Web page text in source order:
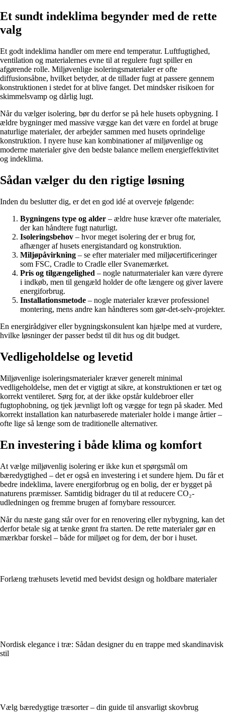
Et sundt indeklima begynder med de rette
valg
Et godt indeklima handler om mere end temperatur. Luftfugtighed,
ventilation og materialernes evne til at regulere fugt spiller en
afgørende rolle. Miljøvenlige isoleringsmaterialer er ofte
diffusionsåbne, hvilket betyder, at de tillader fugt at passere gennem
konstruktionen i stedet for at blive fanget. Det mindsker risikoen for
skimmelsvamp og dårlig lugt.
Når du vælger isolering, bør du derfor se på hele husets opbygning. I
ældre bygninger med massive vægge kan det være en fordel at bruge
naturlige materialer, der arbejder sammen med husets oprindelige
konstruktion. I nyere huse kan kombinationer af miljøvenlige og
moderne materialer give den bedste balance mellem energieffektivitet
og indeklima.
Sådan vælger du den rigtige løsning
Inden du beslutter dig, er det en god idé at overveje følgende:
Bygningens type og alder – ældre huse kræver ofte materialer,
der kan håndtere fugt naturligt.
Isoleringsbehov – hvor meget isolering der er brug for,
afhænger af husets energistandard og konstruktion.
Miljøpåvirkning – se efter materialer med miljøcertificeringer
som FSC, Cradle to Cradle eller Svanemærket.
Pris og tilgængelighed – nogle naturmaterialer kan være dyrere
i indkøb, men til gengæld holder de ofte længere og giver lavere
energiforbrug.
Installationsmetode – nogle materialer kræver professionel
montering, mens andre kan håndteres som gør-det-selv-projekter.
En energirådgiver eller bygningskonsulent kan hjælpe med at vurdere,
hvilke løsninger der passer bedst til dit hus og dit budget.
Vedligeholdelse og levetid
Miljøvenlige isoleringsmaterialer kræver generelt minimal
vedligeholdelse, men det er vigtigt at sikre, at konstruktionen er tæt og
korrekt ventileret. Sørg for, at der ikke opstår kuldebroer eller
fugtophobning, og tjek jævnligt loft og vægge for tegn på skader. Med
korrekt installation kan naturbaserede materialer holde i mange årtier –
ofte lige så længe som de traditionelle alternativer.
En investering i både klima og komfort
At vælge miljøvenlig isolering er ikke kun et spørgsmål om
bæredygtighed – det er også en investering i et sundere hjem. Du får et
bedre indeklima, lavere energiforbrug og en bolig, der er bygget på
naturens præmisser. Samtidig bidrager du til at reducere CO₂-
udledningen og fremme brugen af fornybare ressourcer.
Når du næste gang står over for en renovering eller nybygning, kan det
derfor betale sig at tænke grønt fra starten. De rette materialer gør en
mærkbar forskel – både for miljøet og for dem, der bor i huset.
Forlæng træhusets levetid med bevidst design og holdbare materialer
Nordisk elegance i træ: Sådan designer du en trappe med skandinavisk
stil
Vælg bæredygtige træsorter – din guide til ansvarligt skovbrug